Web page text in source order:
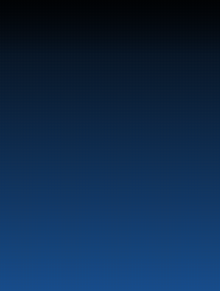
47
Bunker Oil leverer drivstoff og energiprodukter
langs hele norskekysten.
Marine
Auto & Industri
Bensinstasjoner
Tankingskort
Våre Produkter
Om selskapet
Aktuelt